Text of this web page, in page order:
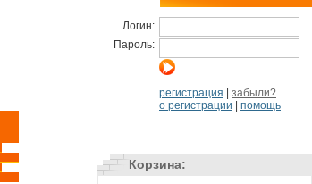
Логин:
Пароль:
регистрация
забыли?
о регистрации
помощь
Корзина: